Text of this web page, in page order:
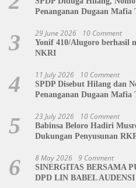
Penanganan Dugaan
3 29 June 2026 10 Comment
Yonif 410/Alugoro berhasil
NKRI
4 11 July 2026 10 Comment
SPDP Disebut Hilang dan
Penanganan Dugaan
5 23 July 2026 10 Comment
Babinsa Beloro Hadiri
Dukungan Penyusunan
6 8 May 2026 9 Comment
SINERGITAS BERSAMA
DPD LIN BABEL